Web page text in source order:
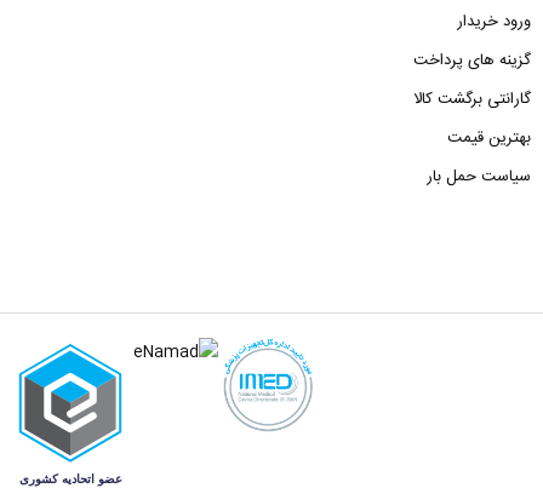
ورود خریدار
گزینه های پرداخت
گارانتی برگشت کالا
بهترین قیمت
سیاست حمل بار